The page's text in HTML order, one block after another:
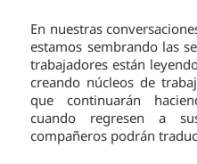
En nuestras
estamos sembrando las
trabajadores están
creando núcleos de
que continuarán
cuando regresen a
compañeros podrán